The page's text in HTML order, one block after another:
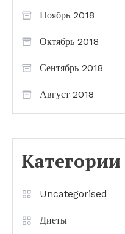
Ноябрь 2018
Октябрь 2018
Сентябрь 2018
Август 2018
Категории
Uncategorised
Диеты